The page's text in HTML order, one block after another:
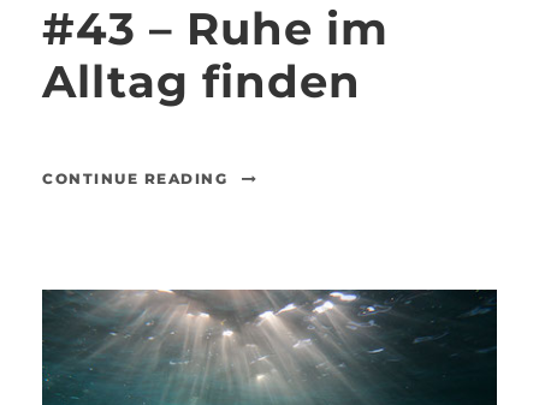
#43 – Ruhe im
Alltag finden
CONTINUE READING